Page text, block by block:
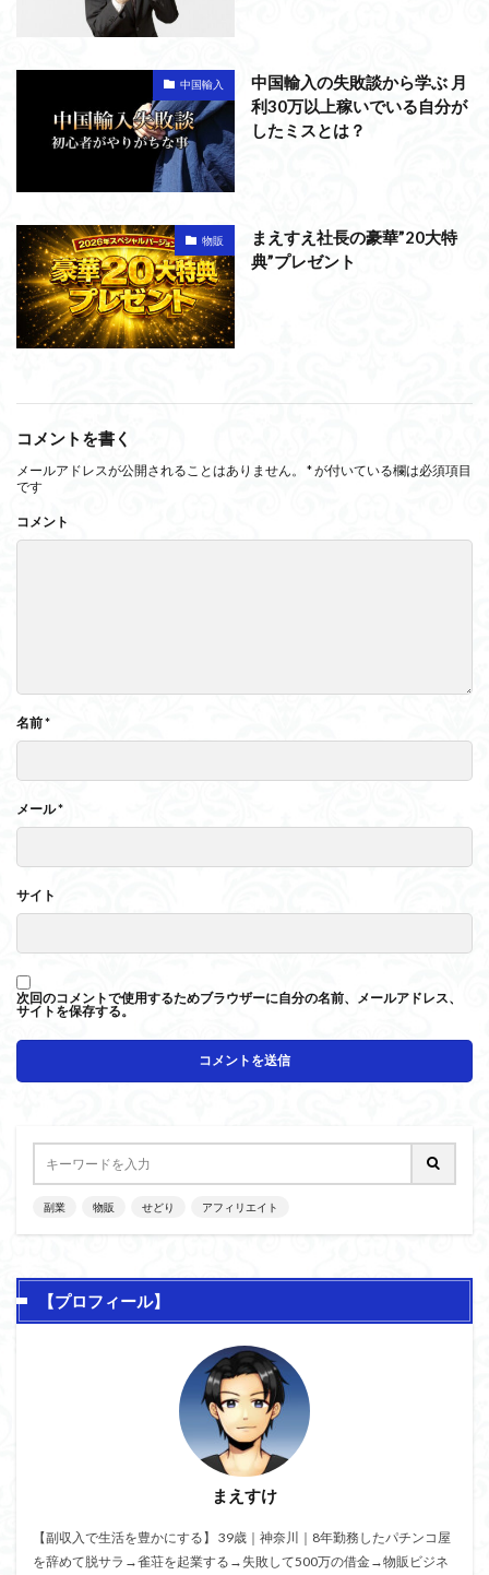
中国輸入
中国輸入の失敗談から学ぶ 月
利30万以上稼いでいる自分が
したミスとは？
物販
まえすえ社長の豪華”20大特
典”プレゼント
コメントを書く
メールアドレスが公開されることはありません。 *が付いている欄は必須項目
です
コメント
名前*
メール*
サイト
次回のコメントで使用するためブラウザーに自分の名前、メールアドレス、
サイトを保存する。
副業 物販 せどり アフィリエイト
【プロフィール】
まえすけ
【副収入で生活を豊かにする】 39歳｜神奈川｜8年勤務したパチンコ屋
を辞めて脱サラ→雀荘を起業する→失敗して500万の借金→物販ビジネ